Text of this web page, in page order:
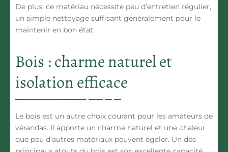
De plus, ce matériau nécessite peu d’entretien régulier,
un simple nettoyage suffisant généralement pour le
maintenir en bon état.
Bois : charme naturel et
isolation efficace
Le bois est un autre choix courant pour les amateurs de
vérandas. Il apporte un charme naturel et une chaleur
que peu d’autres matériaux peuvent égaler. Un des